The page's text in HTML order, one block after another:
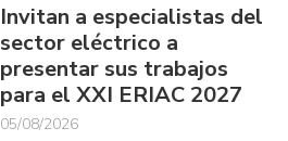
Invitan a especialistas del
sector eléctrico a
presentar sus trabajos
para el XXI ERIAC 2027
05/08/2026